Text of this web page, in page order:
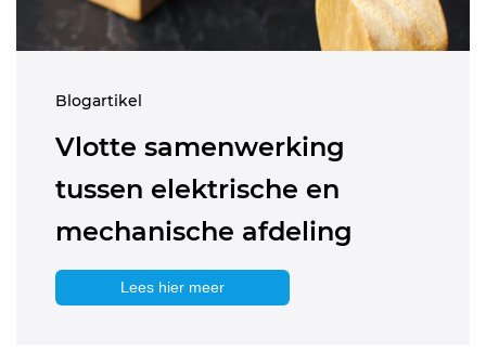
Blogartikel
Vlotte samenwerking
tussen elektrische en
mechanische afdeling
Lees hier meer